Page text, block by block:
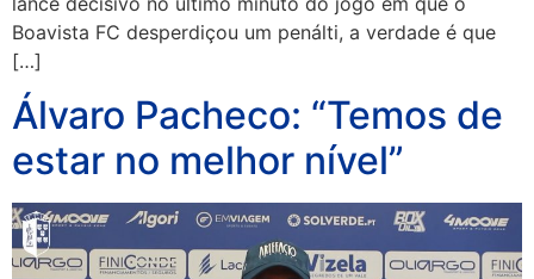
Boavista FC desperdiçou um penálti, a verdade é que
[…]
Álvaro Pacheco: “Temos de
estar no melhor nível”